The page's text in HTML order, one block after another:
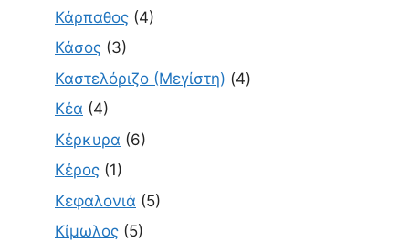
Κάρπαθος (4)
Κάσος (3)
Καστελόριζο (Μεγίστη) (4)
Κέα (4)
Κέρκυρα (6)
Κέρος (1)
Κεφαλονιά (5)
Κίμωλος (5)